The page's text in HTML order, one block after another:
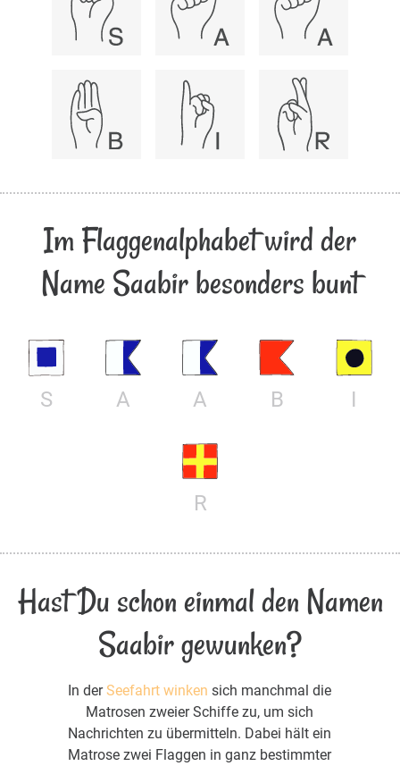
Im Flaggenalphabet wird der
Name Saabir besonders bunt
S A A B I
R
Hast Du schon einmal den Namen
Saabir gewunken?
In derSeefahrt winken sich manchmal die
Matrosen zweier Schiffe zu, um sich
Nachrichten zu übermitteln. Dabei hält ein
Matrose zwei Flaggen in ganz bestimmter